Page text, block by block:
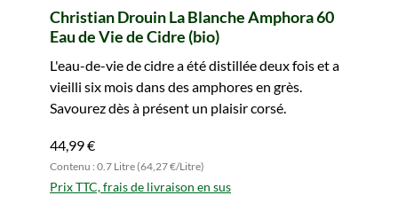
Christian Drouin La Blanche Amphora 60
Eau de Vie de Cidre (bio)
L'eau-de-vie de cidre a été distillée deux fois et a
vieilli six mois dans des amphores en grès.
Savourez dès à présent un plaisir corsé.
44,99 €
Contenu : 0.7 Litre (64,27 €/Litre)
Prix TTC, frais de livraison en sus